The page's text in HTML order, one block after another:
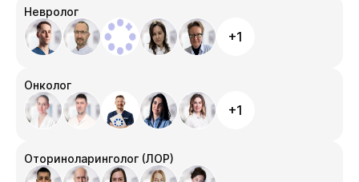
Невролог
+1
Онколог
+1
Оториноларинголог (ЛОР)